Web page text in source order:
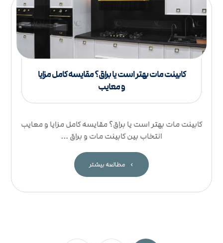
کابینت مات بهتر است یا براق؟ مقایسه کامل مزایا
و معایب
کابینت مات بهتر است یا براق؟ مقایسه کامل مزایا و معایب
انتخاب بین کابینت مات و براق ...
مطالعه بیشتر